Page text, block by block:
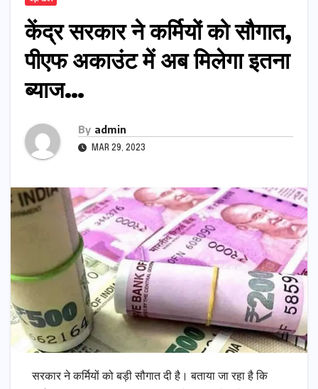
केंद्र सरकार ने कर्मियों को सौगात,
पीएफ अकाउंट में अब मिलेगा इतना
ब्याज…
By admin
MAR 29, 2023
सरकार ने कर्मियों को बड़ी सौगात दी है। बताया जा रहा है कि